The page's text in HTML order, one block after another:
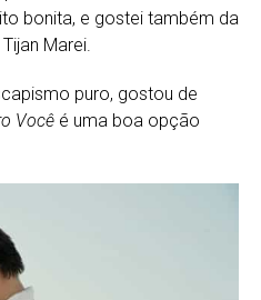
bonita, e gostei também da
Marei.
puro, gostou de
Você é uma boa opção